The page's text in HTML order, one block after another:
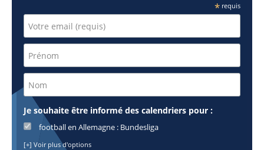
* requis
Je souhaite être informé des calendriers pour :
football en Allemagne : Bundesliga
[+] Voir plus d'options